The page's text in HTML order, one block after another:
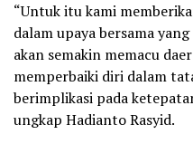
“Untuk itu kami
dalam upaya bersama
akan semakin memacu
memperbaiki diri dalam
berimplikasi pada
ungkap Hadianto Rasyid.